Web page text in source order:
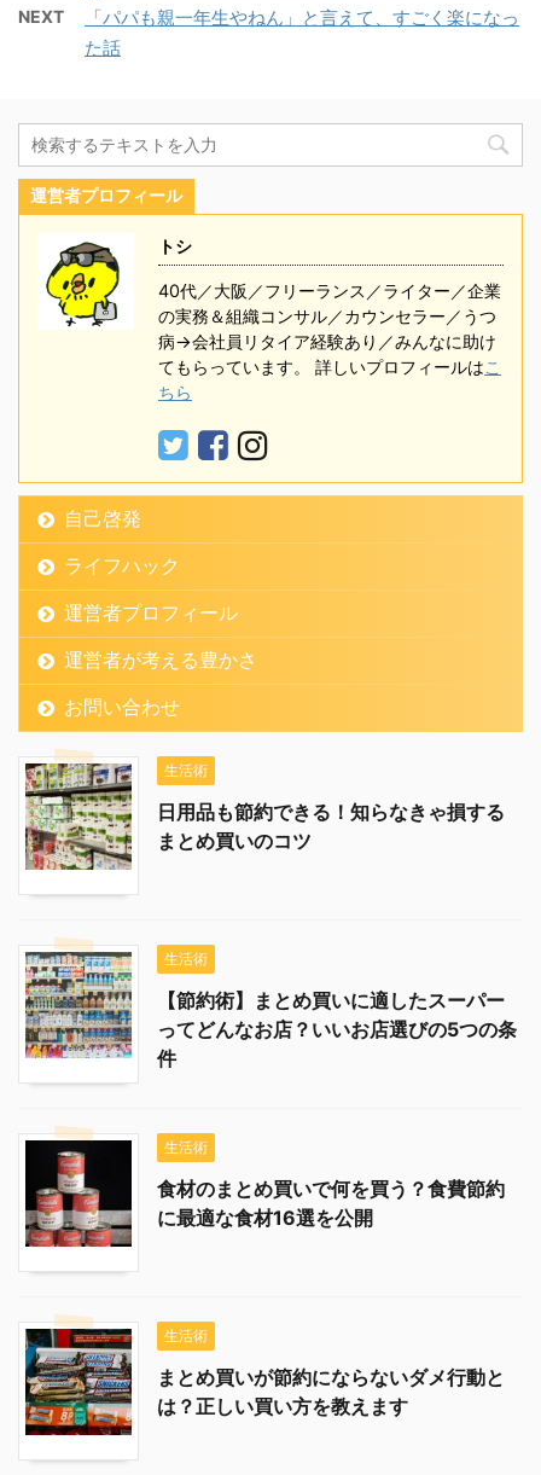
NEXT
「パパも親一年生やねん」と言えて、すごく楽になっ
た話
運営者プロフィール
トシ
40代／大阪／フリーランス／ライター／企業
の実務＆組織コンサル／カウンセラー／うつ
病→会社員リタイア経験あり／みんなに助け
てもらっています。 詳しいプロフィールはこ
ちら
自己啓発
ライフハック
運営者プロフィール
運営者が考える豊かさ
お問い合わせ
生活術
日用品も節約できる！知らなきゃ損する
まとめ買いのコツ
生活術
【節約術】まとめ買いに適したスーパー
ってどんなお店？いいお店選びの5つの条
件
生活術
食材のまとめ買いで何を買う？食費節約
に最適な食材16選を公開
生活術
まとめ買いが節約にならないダメ行動と
は？正しい買い方を教えます